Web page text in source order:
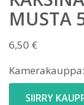
MUSTA
6,50 €
Kamerakauppa:
SIIRRY